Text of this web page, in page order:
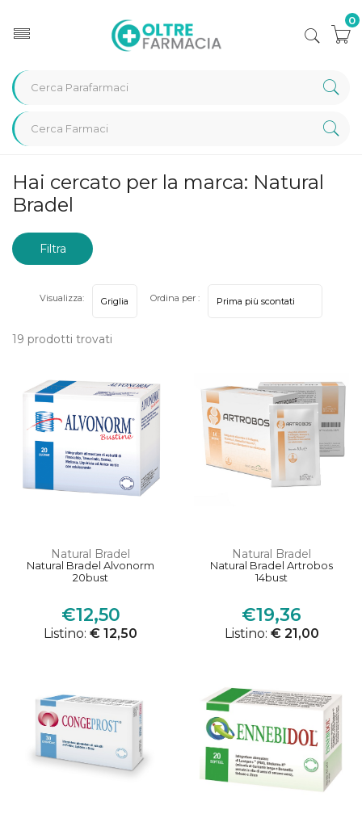
0
Home Marche parafarmaci Natural Bradel
Hai cercato per la marca: Natural
Bradel
Filtra
19 prodotti trovati
Visualizza: Ordina per :
Natural Bradel
Natural Bradel Alvonorm
20bust
€12,50
Listino: € 12,50
Natural Bradel
Natural Bradel Artrobos
14bust
€19,36
Listino: € 21,00